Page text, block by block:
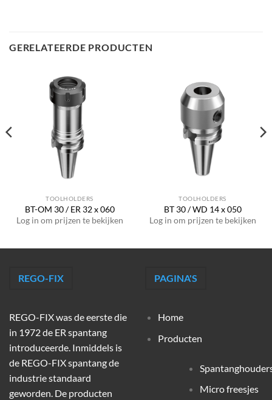
GERELATEERDE PRODUCTEN
TOOLHOLDERS
BT-OM 30 / ER 32 x 060
Log in om prijzen te bekijken
TOOLHOLDERS
BT 30 / WD 14 x 050
Log in om prijzen te bekijken
REGO-FIX
REGO-FIX was de eerste die
in 1972 de ER spantang
introduceerde. Inmiddels is
de REGO-FIX spantang de
industrie standaard
geworden. De producten
PAGINA'S
Home
Producten
Micro freesjes